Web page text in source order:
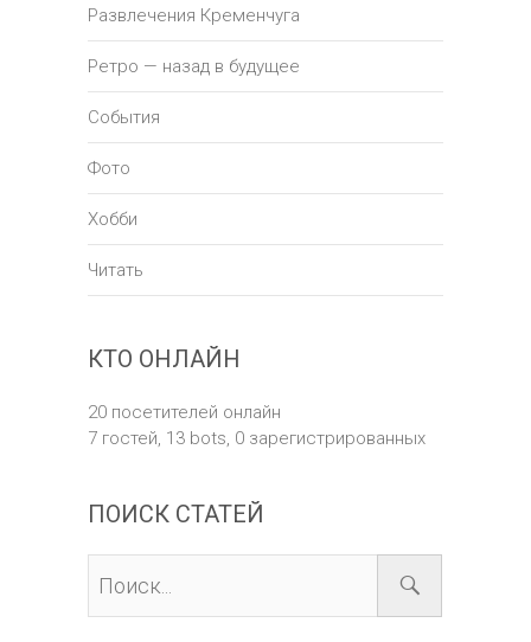
Развлечения Кременчуга
Ретро — назад в будущее
События
Фото
Хобби
Читать
КТО ОНЛАЙН
20 посетителей онлайн
7 гостей, 13 bots, 0 зарегистрированных
ПОИСК СТАТЕЙ